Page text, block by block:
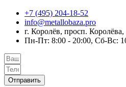
+7 (495) 204-18-52
info@metallobaza.pro
г. Королёв, просп. Королёва,
Пн-Пт: 8:00 - 20:00, Сб-Вс:
Отправить